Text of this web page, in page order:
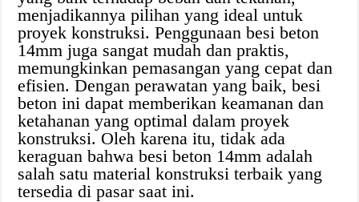
menjadikannya pilihan yang ideal untuk
proyek konstruksi. Penggunaan besi beton
14mm juga sangat mudah dan praktis,
memungkinkan pemasangan yang cepat dan
efisien. Dengan perawatan yang baik, besi
beton ini dapat memberikan keamanan dan
ketahanan yang optimal dalam proyek
konstruksi. Oleh karena itu, tidak ada
keraguan bahwa besi beton 14mm adalah
salah satu material konstruksi terbaik yang
tersedia di pasar saat ini.